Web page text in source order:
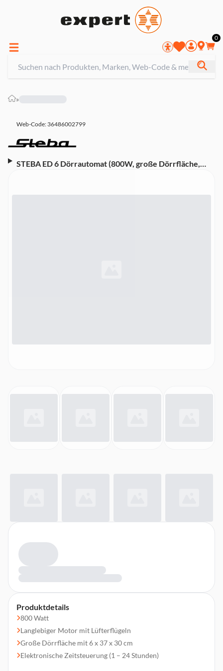
0
»
Web-Code: 36486002799
STEBA ED 6 Dörrautomat (800W, große Dörrfläche,
Produktdetails
800 Watt
Langlebiger Motor mit Lüfterflügeln
Große Dörrfläche mit 6 x 37 x 30 cm
Elektronische Zeitsteuerung (1 – 24 Stunden)